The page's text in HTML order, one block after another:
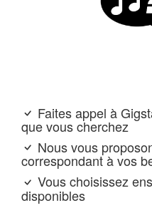
Faites appel à
que vous cherchez
Nous vous
correspondant à vos
Vous choisissez
disponibles